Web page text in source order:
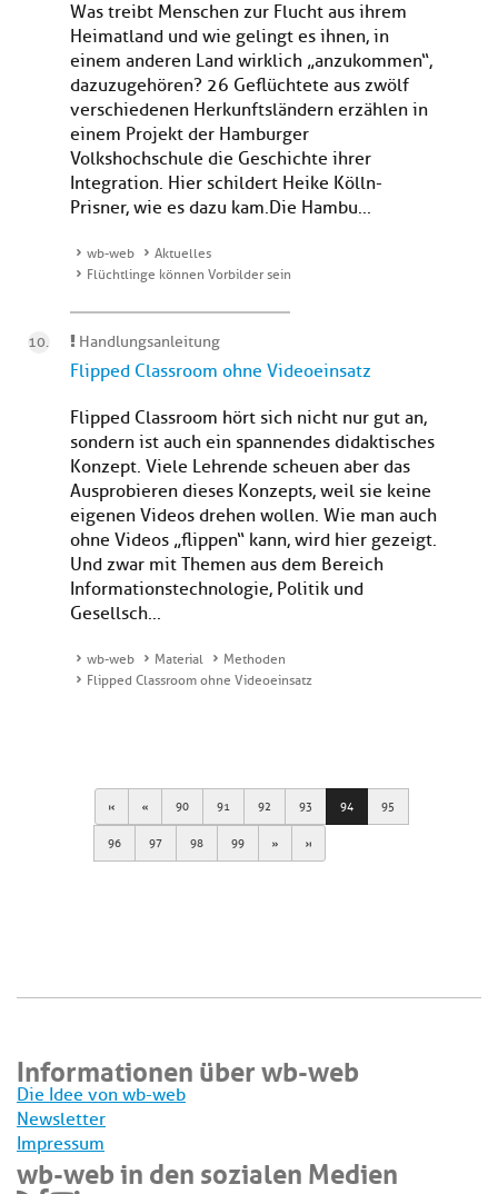
Was treibt Menschen zur Flucht aus ihrem
Heimatland und wie gelingt es ihnen, in
einem anderen Land wirklich „anzukommen“,
dazuzugehören? 26 Geflüchtete aus zwölf
verschiedenen Herkunftsländern erzählen in
einem Projekt der Hamburger
Volkshochschule die Geschichte ihrer
Integration. Hier schildert Heike Kölln-
Prisner, wie es dazu kam.Die Hambu...
wb-web
Aktuelles
Flüchtlinge können Vorbilder sein
Handlungsanleitung
Flipped Classroom ohne Videoeinsatz
Flipped Classroom hört sich nicht nur gut an,
sondern ist auch ein spannendes didaktisches
Konzept. Viele Lehrende scheuen aber das
Ausprobieren dieses Konzepts, weil sie keine
eigenen Videos drehen wollen. Wie man auch
ohne Videos „flippen“ kann, wird hier gezeigt.
Und zwar mit Themen aus dem Bereich
Informationstechnologie, Politik und
Gesellsch...
wb-web Material
Methoden
Flipped Classroom ohne Videoeinsatz
First Previous
90 91 92 93 94 95
96 97 98 99 Next Last
Informationen über wb-web
Die Idee von wb-web
Newsletter
Impressum
wb-web in den sozialen Medien